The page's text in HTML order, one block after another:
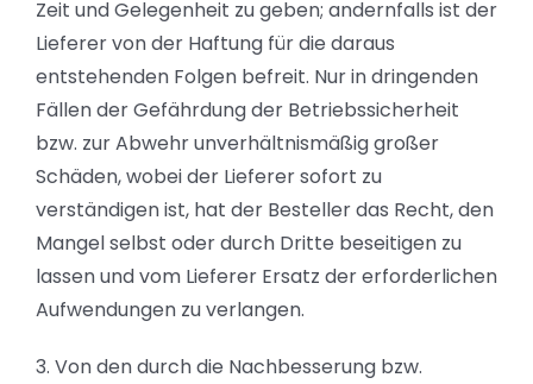
Zeit und Gelegenheit zu geben; andernfalls ist der
Lieferer von der Haftung für die daraus
entstehenden Folgen befreit. Nur in dringenden
Fällen der Gefährdung der Betriebssicherheit
bzw. zur Abwehr unverhältnismäßig großer
Schäden, wobei der Lieferer sofort zu
verständigen ist, hat der Besteller das Recht, den
Mangel selbst oder durch Dritte beseitigen zu
lassen und vom Lieferer Ersatz der erforderlichen
Aufwendungen zu verlangen.
3. Von den durch die Nachbesserung bzw.